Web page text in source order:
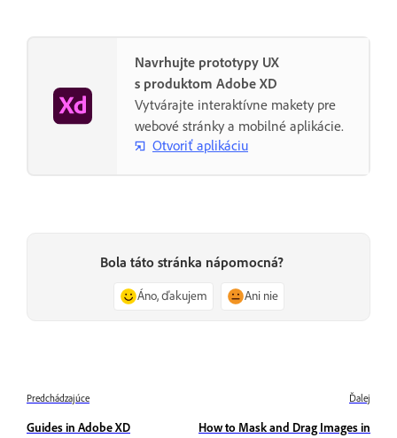
Navrhujte prototypy UX
s produktom Adobe XD
Vytvárajte interaktívne makety pre
webové stránky a mobilné aplikácie.
Otvoriť aplikáciu
Bola táto stránka nápomocná?
Áno, ďakujem Ani nie
Predchádzajúce
Guides in Adobe XD
Ďalej
How to Mask and Drag Images in